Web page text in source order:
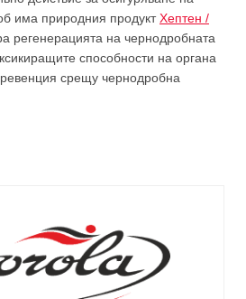
има природния продуктХептен /
регенерацията на чернодробната
способности на органа
срещу чернодробна